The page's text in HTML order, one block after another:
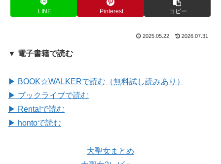
LINE Pinterest コピー
2025.05.22 2026.07.31
▼ 電子書籍で読む
▶ BOOK☆WALKERで読む（無料試し読みあり）
▶ ブックライブで読む
▶ Renta!で読む
▶ hontoで読む
大聖女まとめ